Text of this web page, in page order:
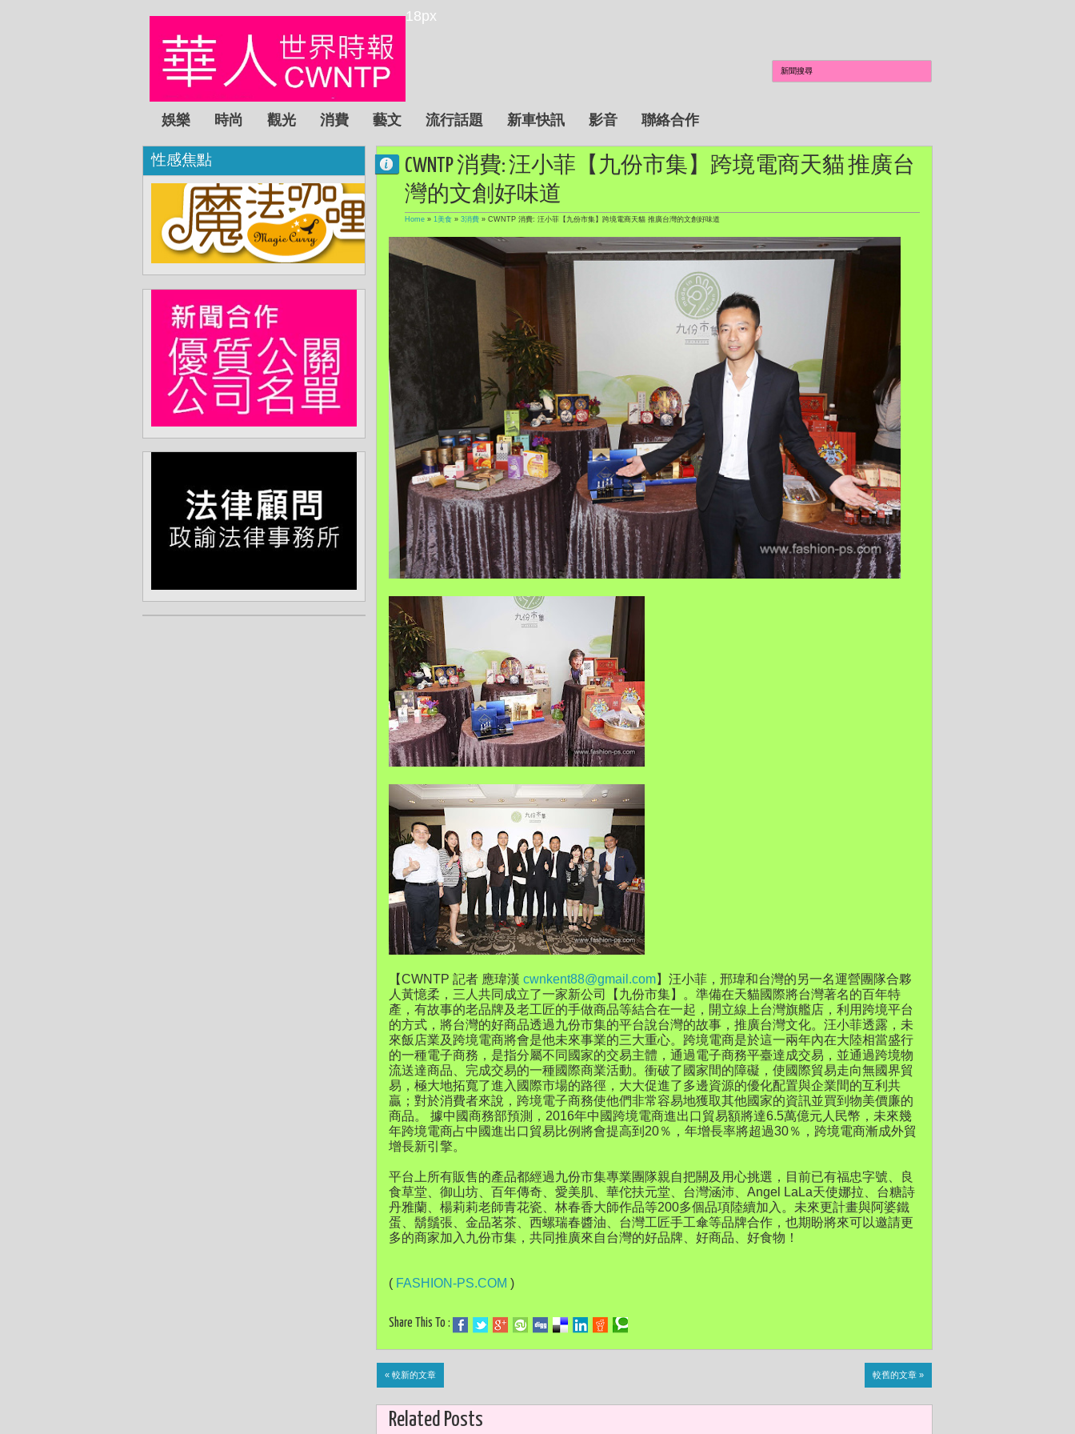
18px
娛樂 時尚 觀光 消費 藝文 流行話題 新車快訊 影音 聯絡合作
CWNTP 消費: 汪小菲【九份市集】跨境電商天貓 推廣台
灣的文創好味道
Home » 1美食 » 3消費 » CWNTP 消費: 汪小菲【九份市集】跨境電商天貓 推廣台灣的文創好味道
【CWNTP 記者 應瑋漢 cwnkent88@gmail.com】汪小菲，邢瑋和台灣的另一名運營團隊合夥
人黃憶柔，三人共同成立了一家新公司【九份市集】。準備在天貓國際將台灣著名的百年特
產，有故事的老品牌及老工匠的手做商品等結合在一起，開立線上台灣旗艦店，利用跨境平台
的方式，將台灣的好商品透過九份市集的平台說台灣的故事，推廣台灣文化。汪小菲透露，未
來飯店業及跨境電商將會是他未來事業的三大重心。跨境電商是於這一兩年內在大陸相當盛行
的一種電子商務，是指分屬不同國家的交易主體，通過電子商務平臺達成交易，並通過跨境物
流送達商品、完成交易的一種國際商業活動。衝破了國家間的障礙，使國際貿易走向無國界貿
易，極大地拓寬了進入國際市場的路徑，大大促進了多邊資源的優化配置與企業間的互利共
贏；對於消費者來說，跨境電子商務使他們非常容易地獲取其他國家的資訊並買到物美價廉的
商品。 據中國商務部預測，2016年中國跨境電商進出口貿易額將達6.5萬億元人民幣，未來幾
年跨境電商占中國進出口貿易比例將會提高到20％，年增長率將超過30％，跨境電商漸成外貿
增長新引擎。
平台上所有販售的產品都經過九份市集專業團隊親自把關及用心挑選，目前已有福忠字號、良
食草堂、御山坊、百年傳奇、愛美肌、華佗扶元堂、台灣涵沛、Angel LaLa天使娜拉、台糖詩
丹雅蘭、楊莉莉老師青花瓷、林春香大師作品等200多個品項陸續加入。未來更計畫與阿婆鐵
蛋、鬍鬚張、金品茗茶、西螺瑞春醬油、台灣工匠手工傘等品牌合作，也期盼將來可以邀請更
多的商家加入九份市集，共同推廣來自台灣的好品牌、好商品、好食物！
( FASHION-PS.COM )
Share This To :
« 較新的文章 較舊的文章 »
Related Posts
性感焦點